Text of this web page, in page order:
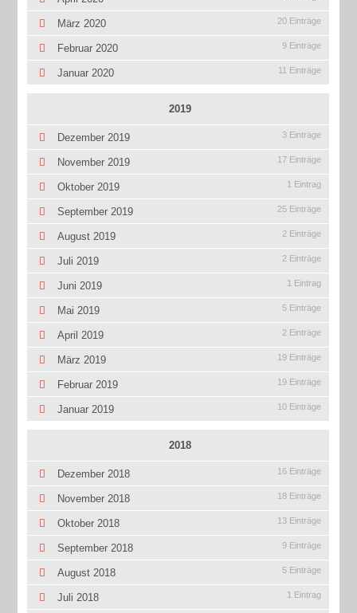
März 2020 20 Einträge
Februar 2020 9 Einträge
Januar 2020 11 Einträge
2019
Dezember 2019 3 Einträge
November 2019 17 Einträge
Oktober 2019 1 Eintrag
September 2019 25 Einträge
August 2019 2 Einträge
Juli 2019 2 Einträge
Juni 2019 1 Eintrag
Mai 2019 5 Einträge
April 2019 2 Einträge
März 2019 19 Einträge
Februar 2019 19 Einträge
Januar 2019 10 Einträge
2018
Dezember 2018 16 Einträge
November 2018 18 Einträge
Oktober 2018 13 Einträge
September 2018 9 Einträge
August 2018 5 Einträge
Juli 2018 1 Eintrag